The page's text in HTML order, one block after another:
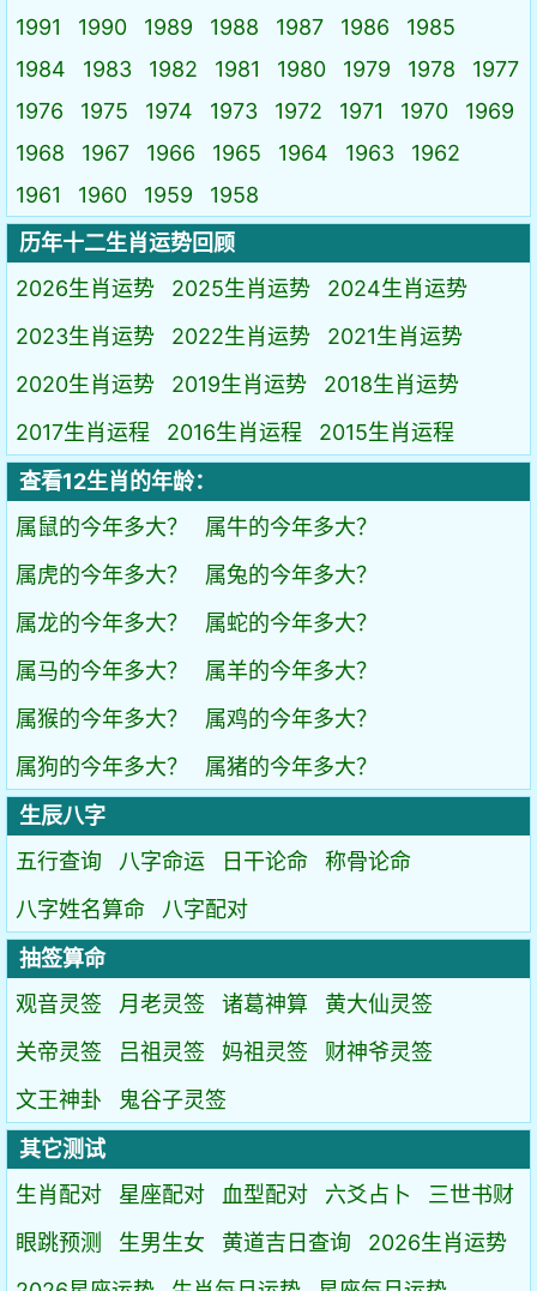
1991
1990 1989 1988 1987 1986
1985
1984
1983 1982 1981 1980 1979 1978
1977
1976
1975 1974 1973 1972 1971 1970
1969
1968
1967 1966 1965 1964 1963
1962
1961
1960 1959
1958
历年十二生肖运势回顾
2026生肖运势
2025生肖运势
2024生肖运势
2023生肖运势
2022生肖运势
2021生肖运势
2020生肖运势
2019生肖运势
2018生肖运势
2017生肖运程
2016生肖运程
2015生肖运程
查看12生肖的年龄：
属鼠的今年多大？
属牛的今年多大？
属虎的今年多大？
属兔的今年多大？
属龙的今年多大？
属蛇的今年多大？
属马的今年多大？
属羊的今年多大？
属猴的今年多大？
属鸡的今年多大？
属狗的今年多大？
属猪的今年多大？
生辰八字
五行查询
八字命运 日干论命
称骨论命
八字姓名算命
八字配对
抽签算命
观音灵签
月老灵签 诸葛神算
黄大仙灵签
关帝灵签
吕祖灵签 妈祖灵签
财神爷灵签
文王神卦
鬼谷子灵签
其它测试
生肖配对
星座配对 血型配对 六爻占卜
三世书财
眼跳预测
生男生女 黄道吉日查询
2026生肖运势